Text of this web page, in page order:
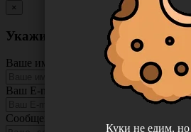
×
Укажите неточность в
Ваше имя
Ваш E-mail
Сообщение
Куки не едим, но